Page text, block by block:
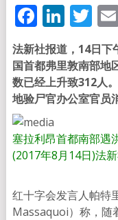
法新社报道，14日下
国首都弗里敦南部地
数已经上升致312人
地验尸官办公室官员
塞拉利昂首都南部遇
(2017年8月14日)法
红十字会发言人帕特
Massaquoi）称，随